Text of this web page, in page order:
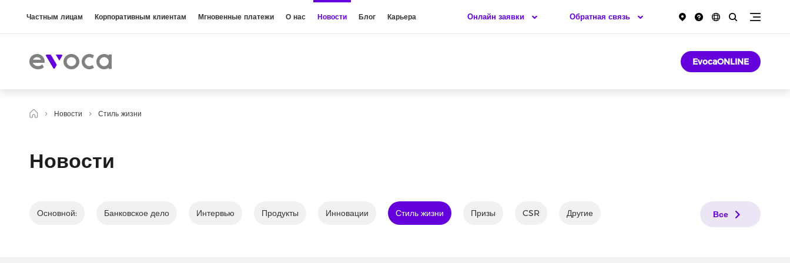
Частным лицам Корпоративным клиентам Мгновенные платежи О нас Новости Блог Карьера Обратная связь
Онлайн заявки
EvocaONLINE
Новости Стиль жизни
Новости
Основной: Банковское дело Интервью Продукты Инновации Стиль жизни Призы CSR Другие Все